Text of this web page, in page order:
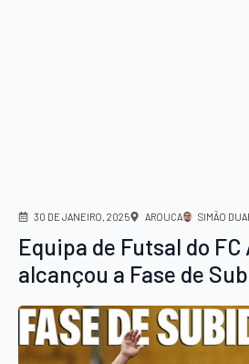
30 DE JANEIRO, 2025 AROUCA SIMÃO
Equipa de Futsal do
alcançou a Fase de